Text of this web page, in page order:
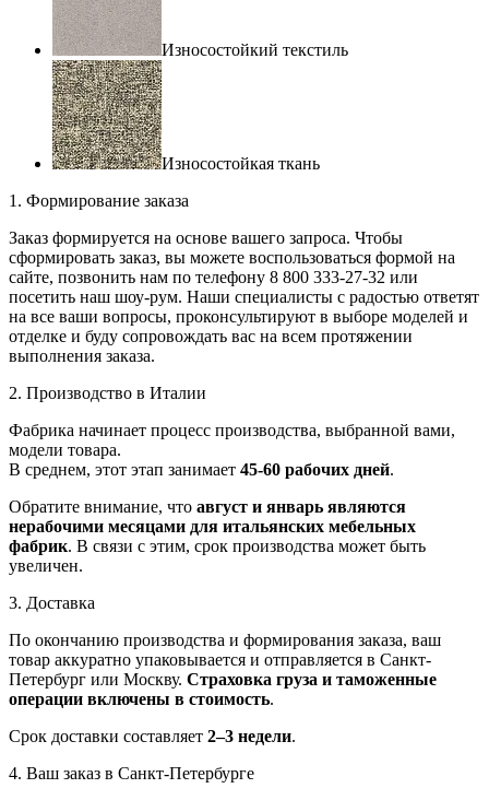
Износостойкий текстиль
Износостойкая ткань
1. Формирование заказа
Заказ формируется на основе вашего запроса. Чтобы
сформировать заказ, вы можете воспользоваться формой на
сайте, позвонить нам по телефону 8 800 333-27-32 или
посетить наш шоу-рум. Наши специалисты с радостью ответят
на все ваши вопросы, проконсультируют в выборе моделей и
отделке и буду сопровождать вас на всем протяжении
выполнения заказа.
2. Производство в Италии
Фабрика начинает процесс производства, выбранной вами,
модели товара.
В среднем, этот этап занимает 45-60 рабочих дней.
Обратите внимание, что август и январь являются
нерабочими месяцами для итальянских мебельных
фабрик. В связи с этим, срок производства может быть
увеличен.
3. Доставка
По окончанию производства и формирования заказа, ваш
товар аккуратно упаковывается и отправляется в Санкт-
Петербург или Москву. Страховка груза и таможенные
операции включены в стоимость.
Срок доставки составляет 2–3 недели.
4. Ваш заказ в Санкт-Петербурге